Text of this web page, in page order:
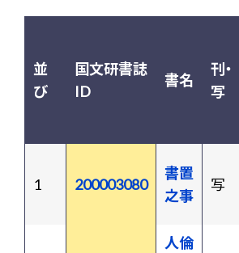
並
び
国文研書誌
ID
書名
刊・
写
1 200003080
書置
之事
写
人倫